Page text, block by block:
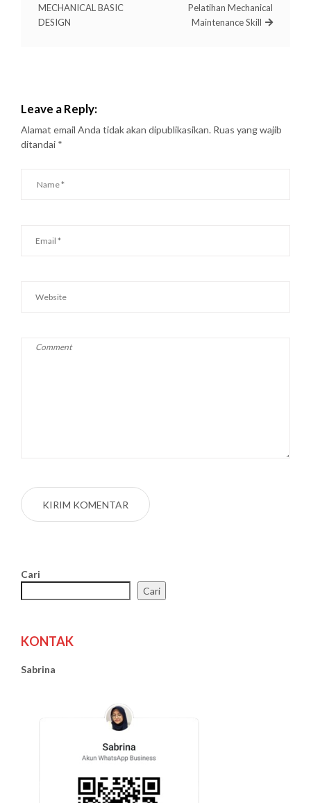
MECHANICAL BASIC
DESIGN
Pelatihan Mechanical
Maintenance Skill
Leave a Reply:
Alamat email Anda tidak akan dipublikasikan. Ruas yang wajib
ditandai *
Cari
Cari
KONTAK
Sabrina